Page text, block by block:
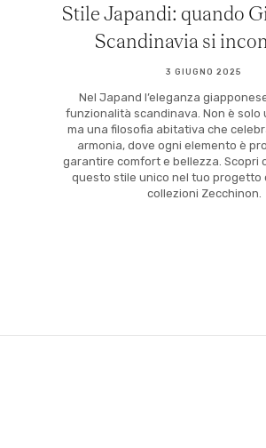
Stile Japandi: quando
Scandinavia si
3 GIUGNO 2025
Nel Japand l’eleganza
funzionalità scandinava. Non è solo
ma una filosofia abitativa che
armonia, dove ogni elemento è
garantire comfort e bellezza. Scopri
questo stile unico nel tuo progetto
collezioni Zecchinon.